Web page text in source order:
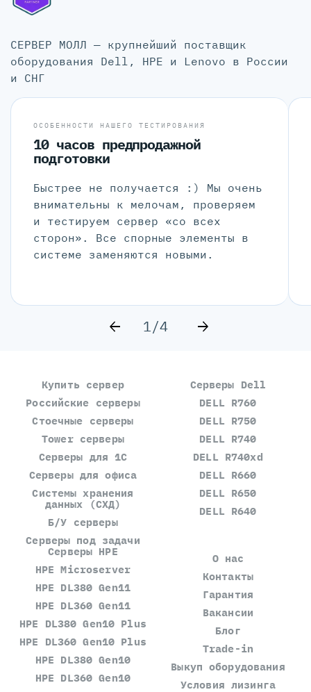
СЕРВЕР МОЛЛ — крупнейший поставщик
оборудования Dell, HPE и Lenovo в России
и СНГ
ОСОБЕННОСТИ НАШЕГО ТЕСТИРОВАНИЯ
10 часов предпродажной
подготовки
Быстрее не получается :) Мы очень
внимательны к мелочам, проверяем
и тестируем сервер «со всех
сторон». Все спорные элементы в
системе заменяются новыми.
1/4
Купить сервер
Российские серверы
Стоечные серверы
Tower серверы
Серверы для 1С
Серверы для офиса
Системы хранения
данных (СХД)
Б/У серверы
Серверы под задачи
Серверы Dell
DELL R760
DELL R750
DELL R740
DELL R740xd
DELL R660
DELL R650
DELL R640
Серверы HPE
HPE Microserver
HPE DL380 Gen11
HPE DL360 Gen11
HPE DL380 Gen10 Plus
HPE DL360 Gen10 Plus
HPE DL380 Gen10
HPE DL360 Gen10
О нас
Контакты
Гарантия
Вакансии
Блог
Trade-in
Выкуп оборудования
Условия лизинга